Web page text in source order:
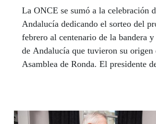
La ONCE se sumó a la celebración
Andalucía dedicando el sorteo del
febrero al centenario de la bandera y
de Andalucía que tuvieron su origen
Asamblea de Ronda. El presidente
importante de nuestra sociedad y